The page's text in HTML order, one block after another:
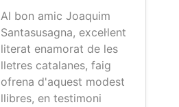
Al bon amic Joaquim
Santasusagna, excel·lent
literat enamorat de les
lletres catalanes, faig
ofrena d'aquest modest
llibres, en testimoni